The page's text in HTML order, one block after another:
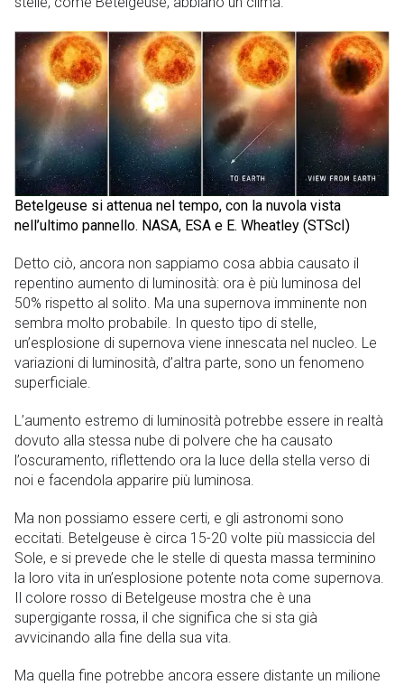
Betelgeuse si attenua nel tempo, con la nuvola vista
nell’ultimo pannello. NASA, ESA e E. Wheatley (STScI)
Detto ciò, ancora non sappiamo cosa abbia causato il
repentino aumento di luminosità: ora è più luminosa del
50% rispetto al solito. Ma una supernova imminente non
sembra molto probabile. In questo tipo di stelle,
un’esplosione di supernova viene innescata nel nucleo. Le
variazioni di luminosità, d’altra parte, sono un fenomeno
superficiale.
L’aumento estremo di luminosità potrebbe essere in realtà
dovuto alla stessa nube di polvere che ha causato
l’oscuramento, riflettendo ora la luce della stella verso di
noi e facendola apparire più luminosa.
Ma non possiamo essere certi, e gli astronomi sono
eccitati. Betelgeuse è circa 15-20 volte più massiccia del
Sole, e si prevede che le stelle di questa massa terminino
la loro vita in un’esplosione potente nota come supernova.
Il colore rosso di Betelgeuse mostra che è una
supergigante rossa, il che significa che si sta già
avvicinando alla fine della sua vita.
Ma quella fine potrebbe ancora essere distante un milione